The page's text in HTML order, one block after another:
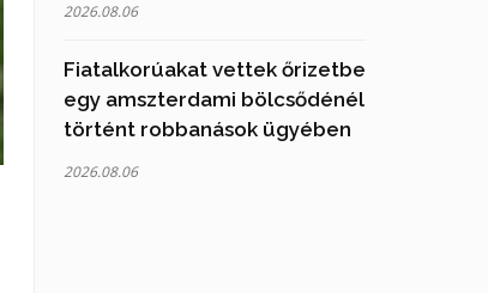
2026.08.06
Fiatalkorúakat vettek őrizetbe
egy amszterdami bölcsődénél
történt robbanások ügyében
2026.08.06